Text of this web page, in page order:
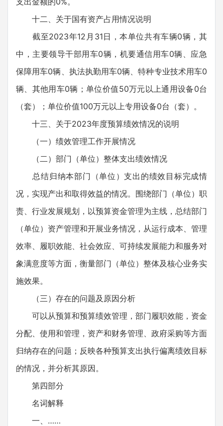
十二、关于国有资产占用情况说明
截至2023年12月31日，本单位共有车辆0辆，其
中，主要领导干部用车0辆，机要通信用车0辆、应急
保障用车0辆、执法执勤用车0辆、特种专业技术用车0
辆、其他用车0辆；单位价值50万元以上通用设备0台
（套）；单位价值100万元以上专用设备0台（套）。
十三、关于2023年度预算绩效情况的说明
（一）绩效管理工作开展情况
（二）部门（单位）整体支出绩效情况
总结归纳本部门（单位）支出的绩效目标完成情
况，实现产出和取得效益的情况。围绕部门（单位）职
责、行业发展规划，以预算资金管理为主线，总结部门
（单位）资产管理和开展业务情况，从运行成本、管理
效率、履职效能、社会效应、可持续发展能力和服务对
象满意度等方面，衡量部门（单位）整体及核心业务实
施效果。
（三）存在的问题及原因分析
可以从预算和预算绩效管理，部门履职效能，资金
分配、使用和管理，资产和财务管理、政府采购等方面
归纳存在的问题；反映各种预算支出执行偏离绩效目标
的情况，并分析其原因。
第四部分
名词解释
一、……